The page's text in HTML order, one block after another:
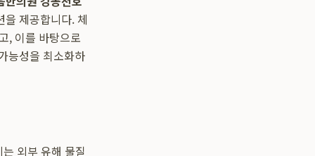
제공합니다. 체
, 이를 바탕으로
능성을 최소화하
외부 유해 물질